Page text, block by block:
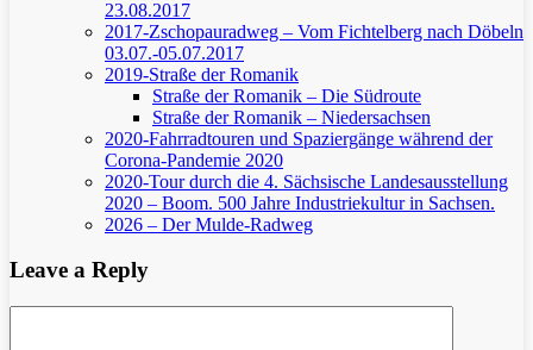
23.08.2017
2017-Zschopauradweg – Vom Fichtelberg nach Döbeln
03.07.-05.07.2017
2019-Straße der Romanik
Straße der Romanik – Die Südroute
Straße der Romanik – Niedersachsen
2020-Fahrradtouren und Spaziergänge während der
Corona-Pandemie 2020
2020-Tour durch die 4. Sächsische Landesausstellung
2020 – Boom. 500 Jahre Industriekultur in Sachsen.
2026 – Der Mulde-Radweg
Leave a Reply